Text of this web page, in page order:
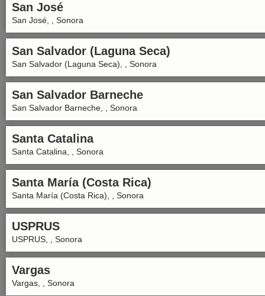
San José
San José, , Sonora
San Salvador (Laguna Seca)
San Salvador (Laguna Seca), , Sonora
San Salvador Barneche
San Salvador Barneche, , Sonora
Santa Catalina
Santa Catalina, , Sonora
Santa María (Costa Rica)
Santa María (Costa Rica), , Sonora
USPRUS
USPRUS, , Sonora
Vargas
Vargas, , Sonora